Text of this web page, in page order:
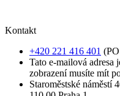
Kontakt
+420 221 416 401
Tato e-mailová adresa
zobrazení musíte mít
Staroměstské náměstí